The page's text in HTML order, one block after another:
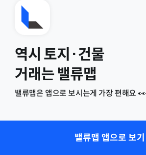
역시 토지·건물
거래는 밸류맵
밸류맵은 앱으로 보시는게 가장 편해요 👀
밸류맵 앱으로 보기